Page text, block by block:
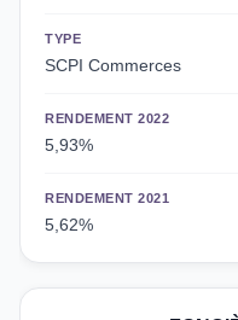
TYPE
SCPI Commerces
RENDEMENT 2022
5,93%
RENDEMENT 2021
5,62%